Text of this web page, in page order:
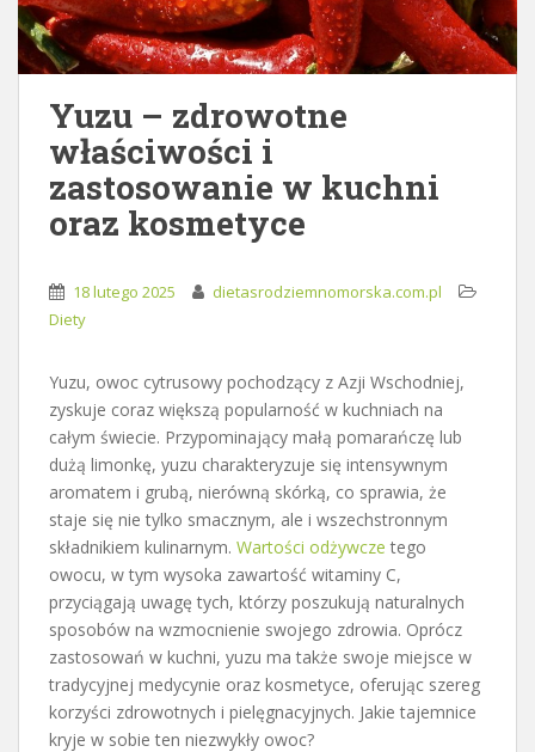
Yuzu – zdrowotne
właściwości i
zastosowanie w kuchni
oraz kosmetyce
18 lutego 2025
dietasrodziemnomorska.com.pl
Diety
Yuzu, owoc cytrusowy pochodzący z Azji Wschodniej,
zyskuje coraz większą popularność w kuchniach na
całym świecie. Przypominający małą pomarańczę lub
dużą limonkę, yuzu charakteryzuje się intensywnym
aromatem i grubą, nierówną skórką, co sprawia, że
staje się nie tylko smacznym, ale i wszechstronnym
składnikiem kulinarnym. Wartości odżywcze tego
owocu, w tym wysoka zawartość witaminy C,
przyciągają uwagę tych, którzy poszukują naturalnych
sposobów na wzmocnienie swojego zdrowia. Oprócz
zastosowań w kuchni, yuzu ma także swoje miejsce w
tradycyjnej medycynie oraz kosmetyce, oferując szereg
korzyści zdrowotnych i pielęgnacyjnych. Jakie tajemnice
kryje w sobie ten niezwykły owoc?